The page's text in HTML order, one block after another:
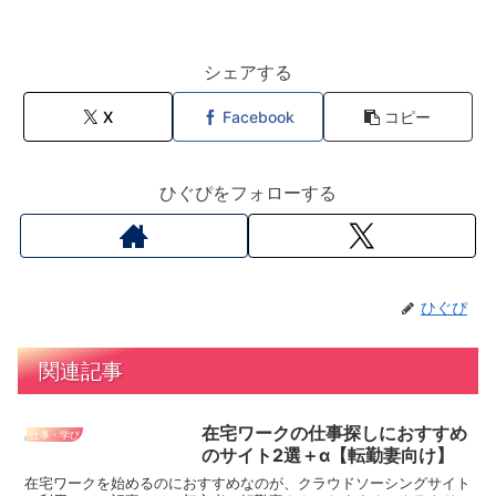
シェアする
X Facebook コピー
ひぐぴをフォローする
ひぐぴ
関連記事
仕事・学び
在宅ワークの仕事探しにおすすめ
のサイト2選＋α【転勤妻向け】
在宅ワークを始めるのにおすすめなのが、クラウドソーシングサイト